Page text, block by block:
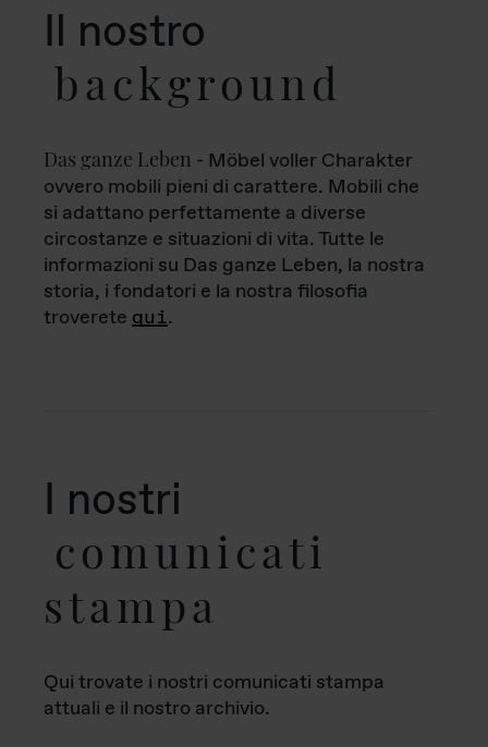
Il nostro
background
Das ganze Leben - Möbel voller Charakter
ovvero mobili pieni di carattere. Mobili che
si adattano perfettamente a diverse
circostanze e situazioni di vita. Tutte le
informazioni su Das ganze Leben, la nostra
storia, i fondatori e la nostra filosofia
troverete qui.
I nostri
comunicati
stampa
Qui trovate i nostri comunicati stampa
attuali e il nostro archivio.